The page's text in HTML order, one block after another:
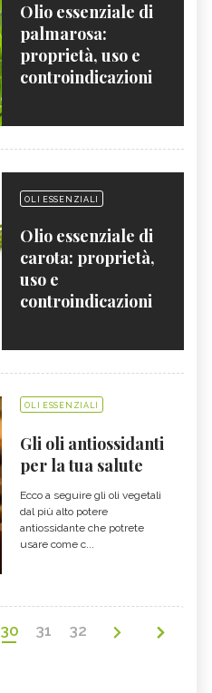
Olio essenziale di
palmarosa:
proprietà, uso e
controindicazioni
OLI ESSENZIALI
Olio essenziale di
carota: proprietà,
uso e
controindicazioni
OLI ESSENZIALI
Gli oli antiossidanti
per la tua salute
Ecco a seguire gli oli vegetali
dal più alto potere
antiossidante che potrete
usare come c...
30 31 32